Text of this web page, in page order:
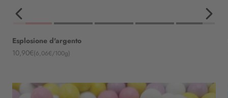
Esplosione d'argento
Angebot
10,90€(6,06€/100g)